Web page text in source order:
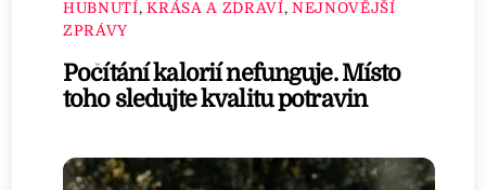
HUBNUTÍ,KRÁSA A ZDRAVÍ, NEJNOVĚJŠÍ
ZPRÁVY
Počítání kalorií nefunguje. Místo
toho sledujte kvalitu potravin